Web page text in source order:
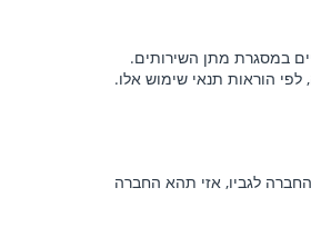
במסגרת מתן השירותים.
הוראות תנאי שימוש אלו.
לגביו, אזי תהא החברה